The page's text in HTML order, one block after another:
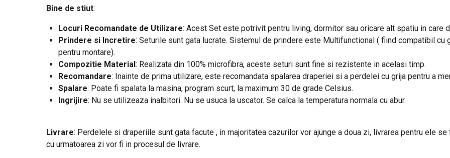
Bine de stiut:
Locuri Recomandate de Utilizare: Acest Set este potrivit pentru living, dormitor sau oricare alt spatiu in care
Prindere si Incretire: Seturile sunt gata lucrate. Sistemul de prindere este Multifunctional ( fiind compatibil
pentru montare).
Compozitie Material: Realizata din 100% microfibra, aceste seturi sunt fine si rezistente in acelasi timp.
Recomandare: Inainte de prima utilizare, este recomandata spalarea draperiei si a perdelei cu grija pentru a
Spalare: Poate fi spalata la masina, program scurt, la maximum 30 de grade Celsius.
Ingrijire: Nu se utilizeaza inalbitori. Nu se usuca la uscator. Se calca la temperatura normala cu abur.
Livrare: Perdelele si draperiile sunt gata facute , in majoritatea cazurilor vor ajunge a doua zi, livrarea pentru ele
cu urmatoarea zi vor fi in procesul de livrare.